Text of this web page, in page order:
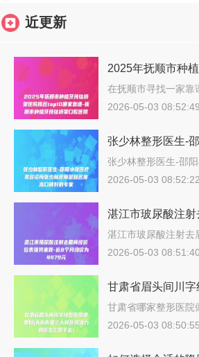
近更新
2025年抚顺市种
名top10哪家靠谱-
架口腔医院
在抚顺市寻找一家靠
形…
2026-05-03 08:52:49
张少林整形医生-
所张少林医师是知
张少林整形医生-邵
少…
2026-05-03 08:52:22
湛江市玻尿酸注
来袭-近8个月均价
湛江市玻尿酸注射去
202…
2026-05-03 08:51:40
甘肃省眉头间川
水市第三人民医院
此)
甘肃省哪家整形医院
说…
2026-05-03 08:50:55